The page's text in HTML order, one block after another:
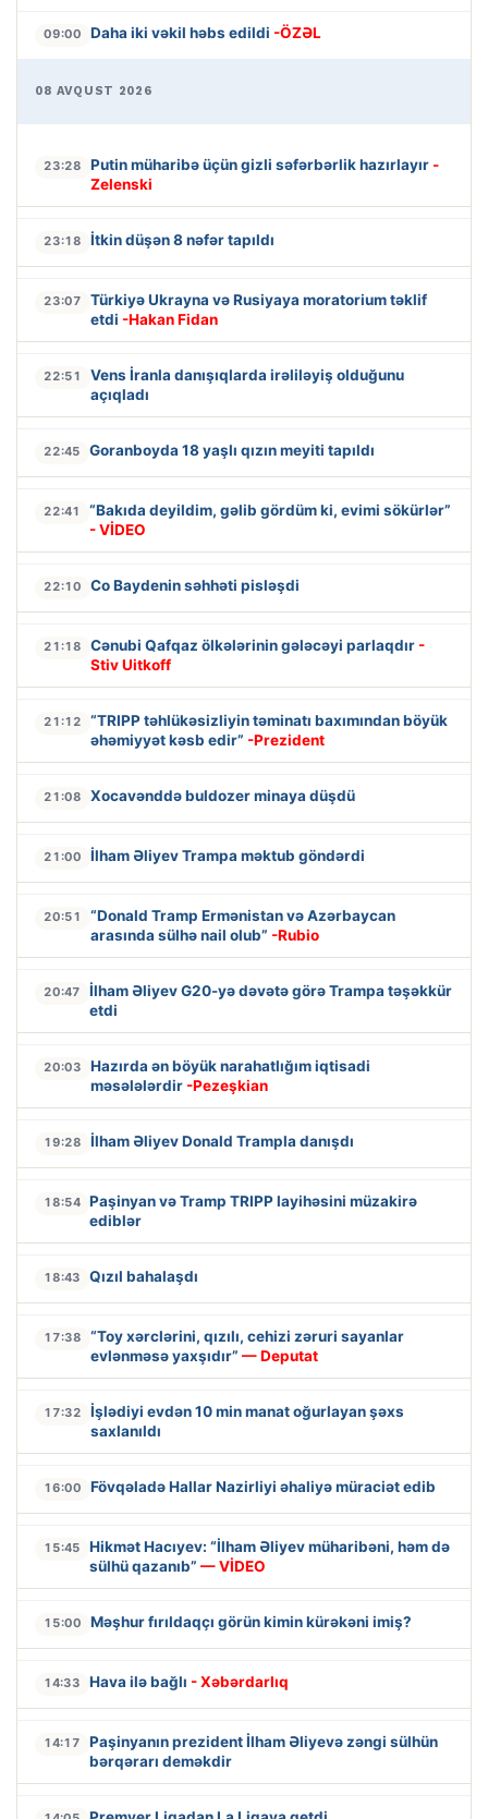
09:00 Daha iki vəkil həbs edildi -ÖZƏL
08 AVQUST 2026
23:28 Putin müharibə üçün gizli səfərbərlik hazırlayır -
Zelenski
23:18 İtkin düşən 8 nəfər tapıldı
23:07
Türkiyə Ukrayna və Rusiyaya moratorium təklif
etdi -Hakan Fidan
22:51
Vens İranla danışıqlarda irəliləyiş olduğunu
açıqladı
22:45 Goranboyda 18 yaşlı qızın meyiti tapıldı
22:41
“Bakıda deyildim, gəlib gördüm ki, evimi sökürlər”
- VİDEO
22:10 Co Baydenin səhhəti pisləşdi
21:18 Cənubi Qafqaz ölkələrinin gələcəyi parlaqdır -
Stiv Uitkoff
21:12
“TRIPP təhlükəsizliyin təminatı baxımından böyük
əhəmiyyət kəsb edir” -Prezident
21:08 Xocavənddə buldozer minaya düşdü
21:00 İlham Əliyev Trampa məktub göndərdi
20:51
“Donald Tramp Ermənistan və Azərbaycan
arasında sülhə nail olub” -Rubio
20:47
İlham Əliyev G20-yə dəvətə görə Trampa təşəkkür
etdi
20:03
Hazırda ən böyük narahatlığım iqtisadi
məsələlərdir -Pezeşkian
19:28 İlham Əliyev Donald Trampla danışdı
18:54 Paşinyan və Tramp TRIPP layihəsini müzakirə
ediblər
18:43 Qızıl bahalaşdı
17:38
“Toy xərclərini, qızılı, cehizi zəruri sayanlar
evlənməsə yaxşıdır” — Deputat
17:32
İşlədiyi evdən 10 min manat oğurlayan şəxs
saxlanıldı
16:00 Fövqəladə Hallar Nazirliyi əhaliyə müraciət edib
15:45
Hikmət Hacıyev: “İlham Əliyev müharibəni, həm də
sülhü qazanıb” — VİDEO
15:00 Məşhur fırıldaqçı görün kimin kürəkəni imiş?
14:33 Hava ilə bağlı - Xəbərdarlıq
14:17
Paşinyanın prezident İlham Əliyevə zəngi sülhün
bərqərarı deməkdir